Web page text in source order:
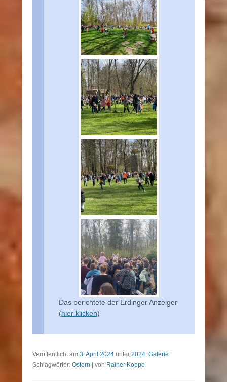
Das berichtete der Erdinger Anzeiger
(hier klicken)
Veröffentlicht am 3. April 2024 unter 2024 Galerie |
Schlagwörter: Ostern | von Rainer Koppe